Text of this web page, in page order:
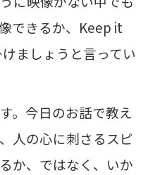
できるか、Keep it
ましょうと言ってい
。今日のお話で教え
人の心に刺さるスピ
か、ではなく、いか